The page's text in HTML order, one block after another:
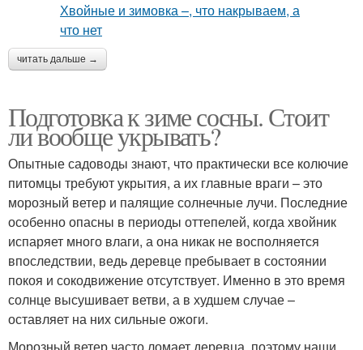
читать дальше →
Подготовка к зиме сосны. Стоит
ли вообще укрывать?
Опытные садоводы знают, что практически все колючие
питомцы требуют укрытия, а их главные враги – это
морозный ветер и палящие солнечные лучи. Последние
особенно опасны в периоды оттепелей, когда хвойник
испаряет много влаги, а она никак не восполняется
впоследствии, ведь деревце пребывает в состоянии
покоя и сокодвижение отсутствует. Именно в это время
солнце высушивает ветви, а в худшем случае –
оставляет на них сильные ожоги.